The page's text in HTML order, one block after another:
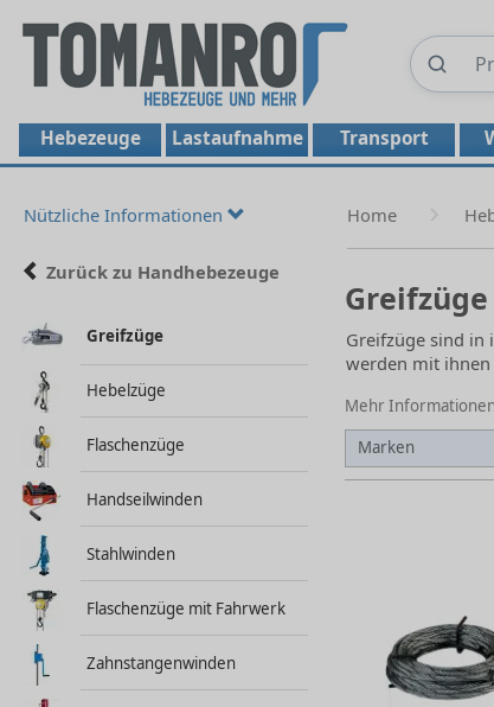
Hebezeuge Lastaufnahme Transport
Nützliche Informationen
Zurück zu Handhebezeuge
Greifzüge
Hebelzüge
Flaschenzüge
Handseilwinden
Stahlwinden
Flaschenzüge mit Fahrwerk
Zahnstangenwinden
Home
Greifzüge
Greifzüge sind in
werden mit ihnen
Mehr Informationen
Marken